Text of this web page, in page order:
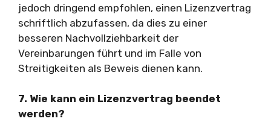
jedoch dringend empfohlen, einen Lizenzvertrag
schriftlich abzufassen, da dies zu einer
besseren Nachvollziehbarkeit der
Vereinbarungen führt und im Falle von
Streitigkeiten als Beweis dienen kann.
7. Wie kann ein Lizenzvertrag beendet
werden?